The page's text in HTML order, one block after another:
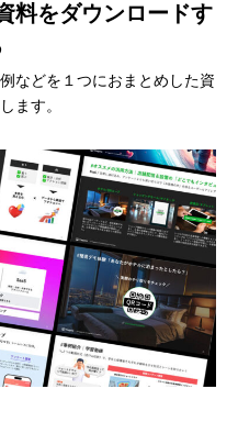
料をダウンロードす
などを１つにおまとめした資
ます。